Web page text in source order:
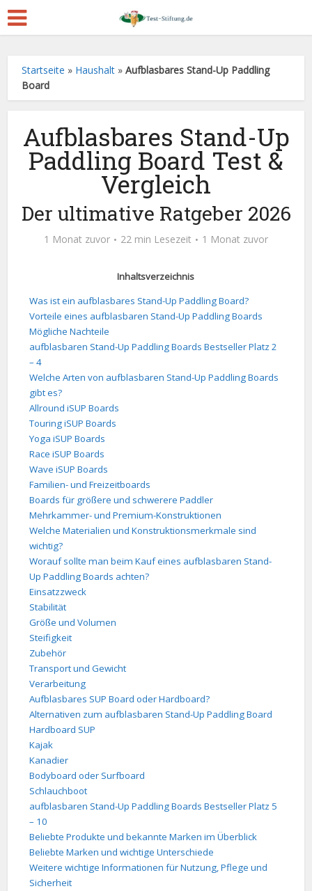
Startseite » Haushalt »Aufblasbares Stand-Up Paddling
Board
Aufblasbares Stand-Up
Paddling Board Test &
Vergleich
Der ultimative Ratgeber 2026
1 Monat zuvor 22 min Lesezeit 1 Monat zuvor
Inhaltsverzeichnis
Was ist ein aufblasbares Stand-Up Paddling Board?
Vorteile eines aufblasbaren Stand-Up Paddling Boards
Mögliche Nachteile
aufblasbaren Stand-Up Paddling Boards Bestseller Platz 2
– 4
Welche Arten von aufblasbaren Stand-Up Paddling Boards
gibt es?
Allround iSUP Boards
Touring iSUP Boards
Yoga iSUP Boards
Race iSUP Boards
Wave iSUP Boards
Familien- und Freizeitboards
Boards für größere und schwerere Paddler
Mehrkammer- und Premium-Konstruktionen
Welche Materialien und Konstruktionsmerkmale sind
wichtig?
Worauf sollte man beim Kauf eines aufblasbaren Stand-
Up Paddling Boards achten?
Einsatzzweck
Stabilität
Größe und Volumen
Steifigkeit
Zubehör
Transport und Gewicht
Verarbeitung
Aufblasbares SUP Board oder Hardboard?
Alternativen zum aufblasbaren Stand-Up Paddling Board
Hardboard SUP
Kajak
Kanadier
Bodyboard oder Surfboard
Schlauchboot
aufblasbaren Stand-Up Paddling Boards Bestseller Platz 5
– 10
Beliebte Produkte und bekannte Marken im Überblick
Beliebte Marken und wichtige Unterschiede
Weitere wichtige Informationen für Nutzung, Pflege und
Sicherheit